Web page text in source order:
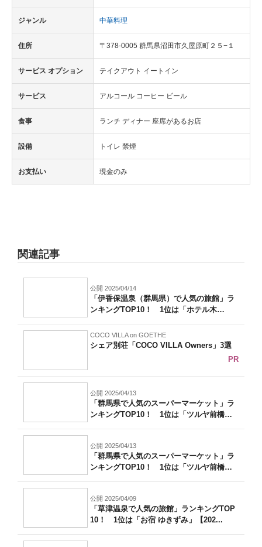
ジャンル 中華料理
住所 〒378-0005 群馬県沼田市久屋原町２５−１
サービス オプション テイクアウト イートイン
サービス アルコール コーヒー ビール
食事 ランチ ディナー 座席があるお店
設備 トイレ 禁煙
お支払い 現金のみ
関連記事
公開 2025/04/14
「伊香保温泉（群馬県）で人気の旅館」ラ
ンキングTOP10！ 1位は「ホテル木
COCO VILLA on GOETHE
シェア別荘「COCO VILLA Owners」3選
PR
公開 2025/04/13
「群馬県で人気のスーパーマーケット」ラ
ンキングTOP10！ 1位は「ツルヤ前橋
公開 2025/04/13
「群馬県で人気のスーパーマーケット」ラ
ンキングTOP10！ 1位は「ツルヤ前橋
公開 2025/04/09
「草津温泉で人気の旅館」ランキングTOP
10！ 1位は「お宿 ゆきずみ」【202...